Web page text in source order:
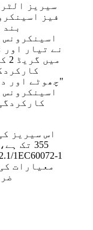
فیز
نے تیار
"چھوٹے اور
355 تک